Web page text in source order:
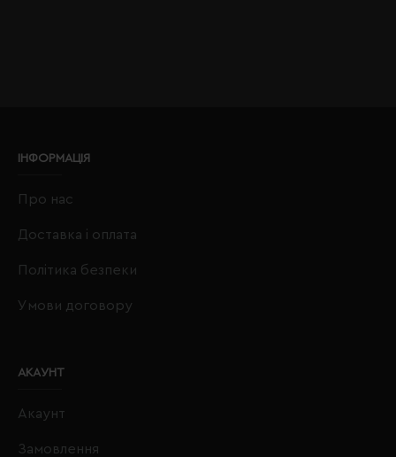
ІНФОРМАЦІЯ
Про нас
Доставка і оплата
Політика безпеки
Умови договору
АКАУНТ
Акаунт
Замовлення